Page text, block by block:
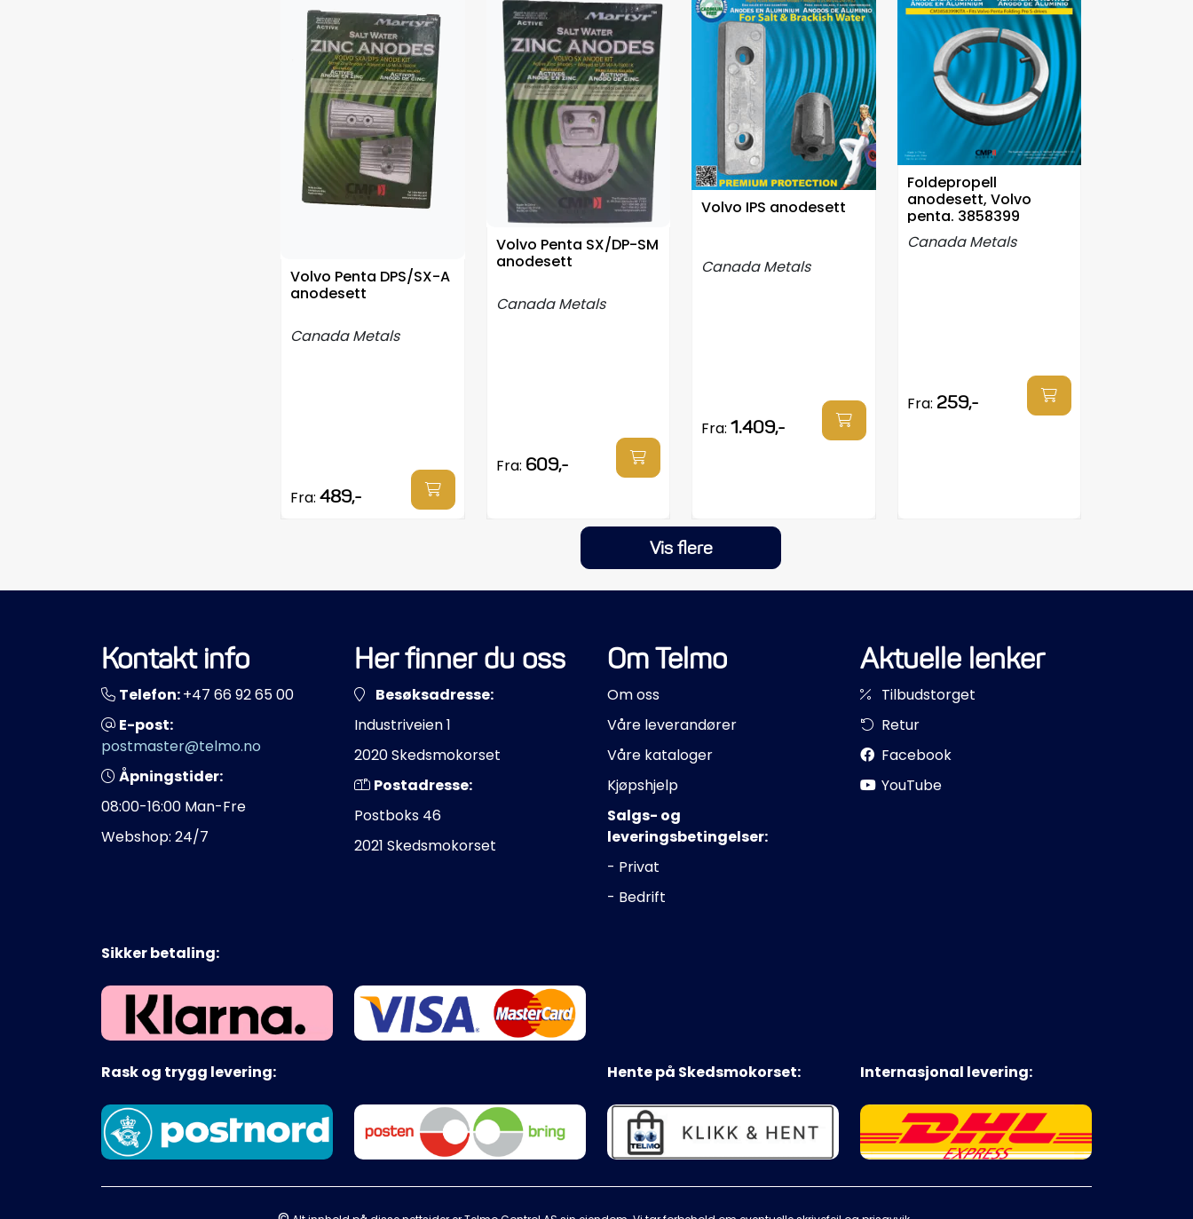
Volvo Penta DPS/SX-A
anodesett
Canada Metals
Fra: 489,-
Volvo Penta SX/DP-SM
anodesett
Canada Metals
Fra: 609,-
Volvo IPS anodesett
Canada Metals
Fra: 1.409,-
Foldepropell
anodesett, Volvo
penta. 3858399
Canada Metals
Fra: 259,-
Vis flere
Kontakt info
Telefon:+47 66 92 65 00
E-post:
postmaster@telmo.no
Åpningstider:
08:00-16:00 Man-Fre
Webshop: 24/7
Her finner du oss
Besøksadresse:
Industriveien 1
2020 Skedsmokorset
Postadresse:
Postboks 46
2021 Skedsmokorset
Om Telmo
Om oss
Våre leverandører
Våre kataloger
Kjøpshjelp
Salgs- og
leveringsbetingelser:
- Privat
- Bedrift
Aktuelle lenker
Tilbudstorget
Retur
Facebook
YouTube
Sikker betaling:
Rask og trygg levering: Hente på Skedsmokorset: Internasjonal levering: